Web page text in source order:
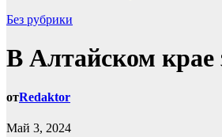
Без рубрики
В Алтайском крае
отRedaktor
Май 3, 2024